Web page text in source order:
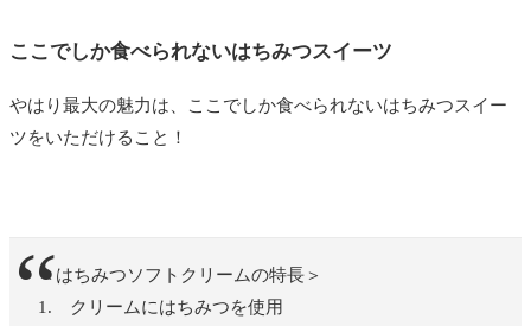
ここでしか食べられないはちみつスイーツ
やはり最大の魅力は、ここでしか食べられないはちみつスイー
ツをいただけること！
＜はちみつソフトクリームの特長＞
1. クリームにはちみつを使用